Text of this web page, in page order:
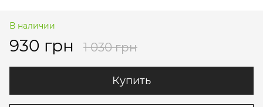
В наличии
930 грн 1 030 грн
Купить